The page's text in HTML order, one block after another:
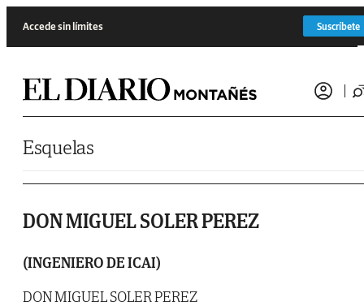
Accede sin límites Suscríbete
Esquelas
DON MIGUEL SOLER PEREZ
(INGENIERO DE ICAI)
DON MIGUEL SOLER PEREZ